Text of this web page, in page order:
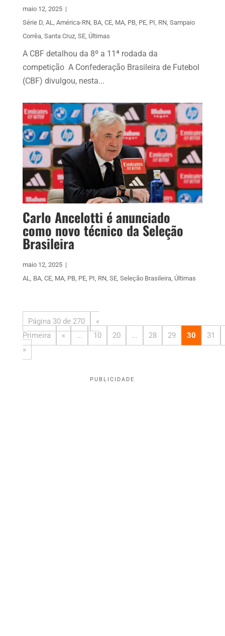
maio 12, 2025 |
Série D, AL, América-RN, BA, CE, MA, PB, PE, PI, RN, Sampaio
Corrêa, Santa Cruz, SE, Últimas
A CBF detalhou da 8º a 11ª rodada da
competição A Confederação Brasileira de Futebol
(CBF) divulgou, nesta...
Carlo Ancelotti é anunciado
como novo técnico da Seleção
Brasileira
maio 12, 2025 |
AL, BA, CE, MA, PB, PE, PI, RN, SE, Seleção Brasileira, Últimas
Página 30 de 270
«
Primeira
« ... 10 20 ... 28 29 30
31
»
PUBLICIDADE